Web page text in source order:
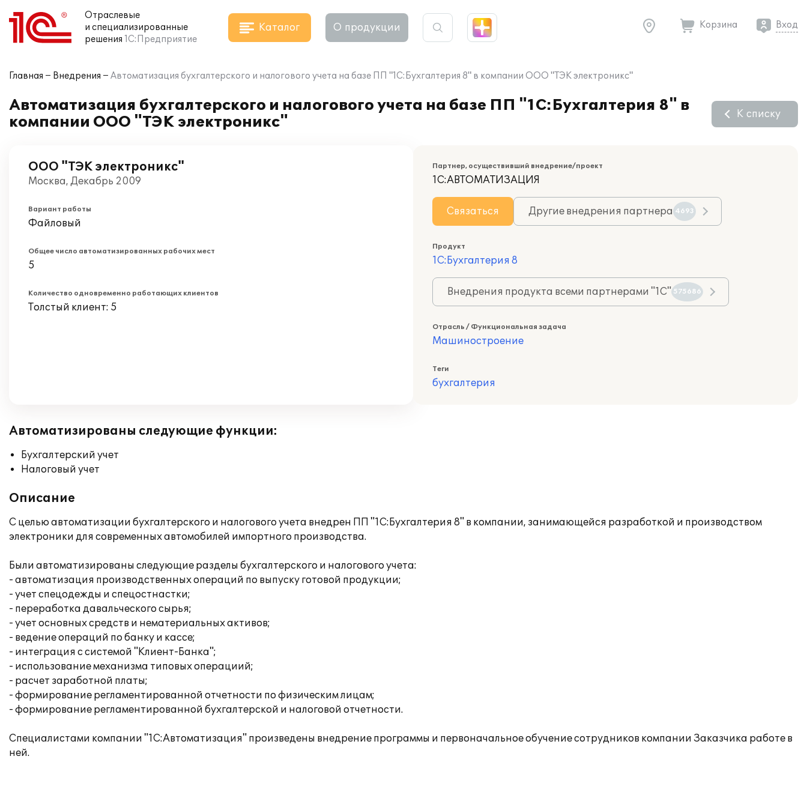
Отраслевые
и специализированные
решения 1С:Предприятие
Каталог О продукции Корзина Вход
Главная Внедрения Автоматизация бухгалтерского и налогового учета на базе ПП "1С:Бухгалтерия 8" в компании ООО "ТЭК электроникс"
Автоматизация бухгалтерского и налогового учета на базе ПП "1С:Бухгалтерия 8" в
компании ООО "ТЭК электроникс"
К списку
ООО "ТЭК электроникс"
Москва, Декабрь 2009
Вариант работы
Файловый
Общее число автоматизированных рабочих мест
5
Количество одновременно работающих клиентов
Толстый клиент: 5
Партнер, осуществивший внедрение/проект
1С:АВТОМАТИЗАЦИЯ
Связаться Другие внедрения партнера 4693
Продукт
1С:Бухгалтерия 8
Внедрения продукта всеми партнерами "1С" 575686
Отрасль / Функциональная задача
Машиностроение
Теги
бухгалтерия
Автоматизированы следующие функции:
Бухгалтерский учет
Налоговый учет
Описание
С целью автоматизации бухгалтерского и налогового учета внедрен ПП "1С:Бухгалтерия 8" в компании, занимающейся разработкой и производством
электроники для современных автомобилей импортного производства.
Были автоматизированы следующие разделы бухгалтерского и налогового учета:
- автоматизация производственных операций по выпуску готовой продукции;
- учет спецодежды и спецостнастки;
- переработка давальческого сырья;
- учет основных средств и нематериальных активов;
- ведение операций по банку и кассе;
- интеграция с системой "Клиент-Банка";
- использование механизма типовых операциий;
- расчет заработной платы;
- формирование регламентированной отчетности по физическим лицам;
- формирование регламентированной бухгалтерской и налоговой отчетности.
Специалистами компании "1С:Автоматизация" произведены внедрение программы и первоначальное обучение сотрудников компании Заказчика работе в
ней.